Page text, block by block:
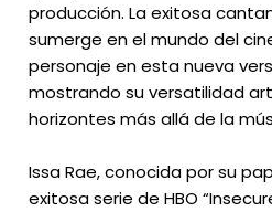
producción. La exitosa
sumerge en el mundo del
personaje en esta nueva
mostrando su versatilidad
horizontes más allá de la
Issa Rae, conocida por su
exitosa serie de HBO